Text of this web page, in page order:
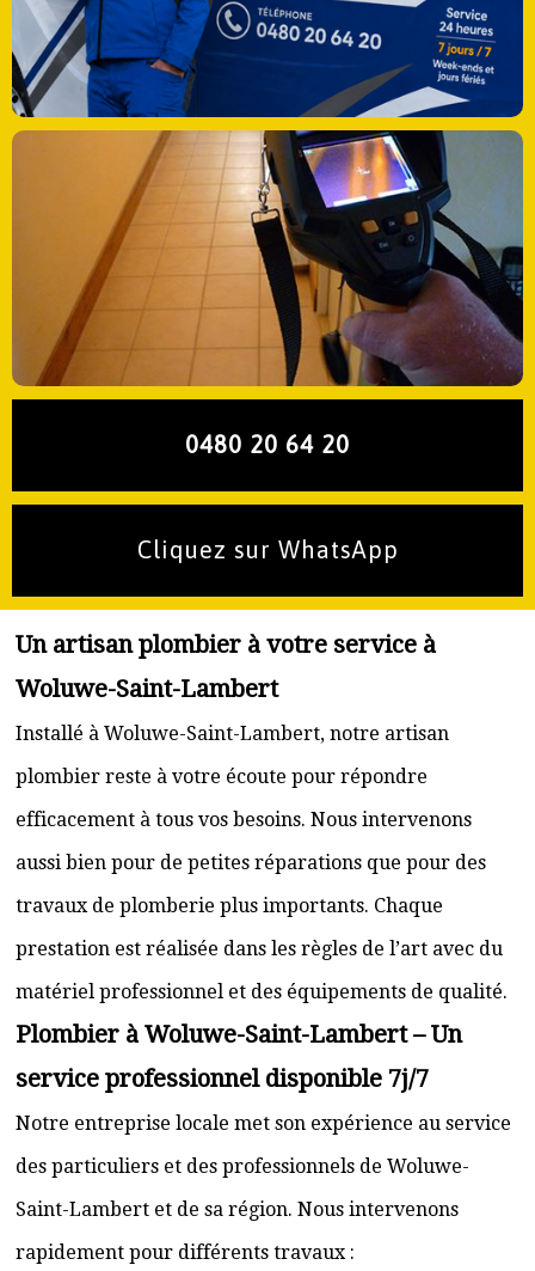
0480 20 64 20
Cliquez sur WhatsApp
Un artisan plombier à votre service à
Woluwe-Saint-Lambert
Installé à Woluwe-Saint-Lambert, notre artisan
plombier reste à votre écoute pour répondre
efficacement à tous vos besoins. Nous intervenons
aussi bien pour de petites réparations que pour des
travaux de plomberie plus importants. Chaque
prestation est réalisée dans les règles de l’art avec du
matériel professionnel et des équipements de qualité.
Plombier à Woluwe-Saint-Lambert – Un
service professionnel disponible 7j/7
Notre entreprise locale met son expérience au service
des particuliers et des professionnels de Woluwe-
Saint-Lambert et de sa région. Nous intervenons
rapidement pour différents travaux :